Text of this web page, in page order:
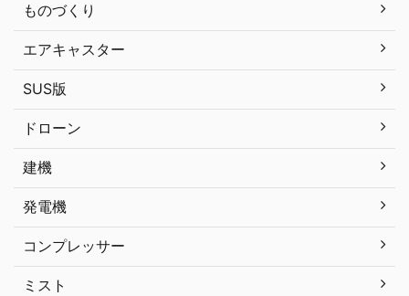
ものづくり
エアキャスター
SUS版
ドローン
建機
発電機
コンプレッサー
ミスト